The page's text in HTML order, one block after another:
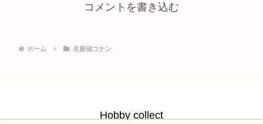
コメントを書き込む
ホーム 名探偵コナン
Hobby collect